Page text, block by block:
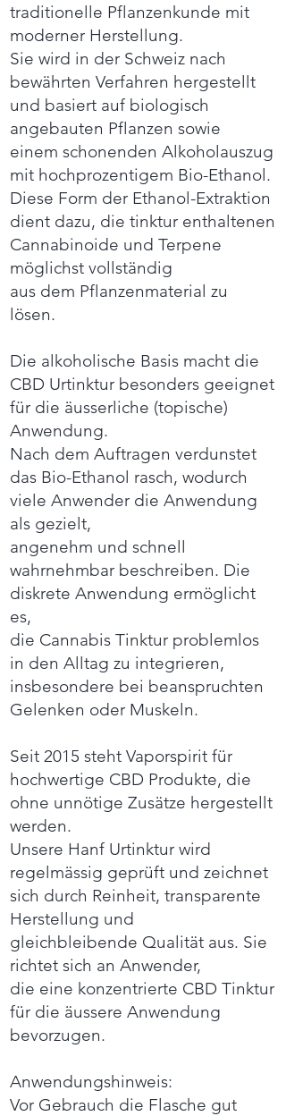
traditionelle Pflanzenkunde mit
moderner Herstellung.
Sie wird in der Schweiz nach
bewährten Verfahren hergestellt
und basiert auf biologisch
angebauten Pflanzen sowie
einem schonenden Alkoholauszug
mit hochprozentigem Bio-Ethanol.
Diese Form der Ethanol-Extraktion
dient dazu, die tinktur enthaltenen
Cannabinoide und Terpene
möglichst vollständig
aus dem Pflanzenmaterial zu
lösen.
Die alkoholische Basis macht die
CBD Urtinktur besonders geeignet
für die äusserliche (topische)
Anwendung.
Nach dem Auftragen verdunstet
das Bio-Ethanol rasch, wodurch
viele Anwender die Anwendung
als gezielt,
angenehm und schnell
wahrnehmbar beschreiben. Die
diskrete Anwendung ermöglicht
es,
die Cannabis Tinktur problemlos
in den Alltag zu integrieren,
insbesondere bei beanspruchten
Gelenken oder Muskeln.
Seit 2015 steht Vaporspirit für
hochwertige CBD Produkte, die
ohne unnötige Zusätze hergestellt
werden.
Unsere Hanf Urtinktur wird
regelmässig geprüft und zeichnet
sich durch Reinheit, transparente
Herstellung und
gleichbleibende Qualität aus. Sie
richtet sich an Anwender,
die eine konzentrierte CBD Tinktur
für die äussere Anwendung
bevorzugen.
Anwendungshinweis:
Vor Gebrauch die Flasche gut